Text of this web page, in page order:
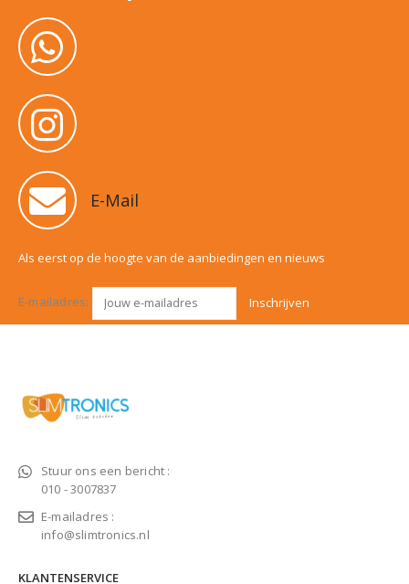
E-Mail
Als eerst op de hoogte van de aanbiedingen en nieuws
E-mailadres:
Stuur ons een bericht :
010 - 3007837
E-mailadres :
info@slimtronics.nl
KLANTENSERVICE